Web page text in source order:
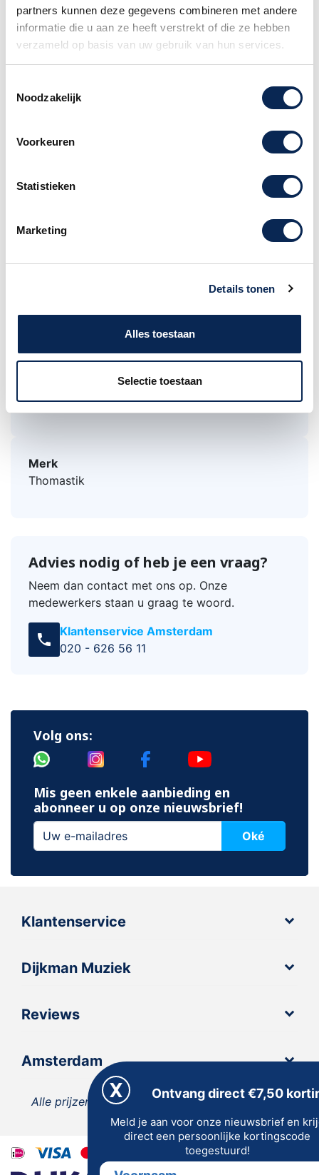
partners kunnen deze gegevens combineren met andere
informatie die u aan ze heeft verstrekt of die ze hebben
verzameld op basis van uw gebruik van hun services.
Noodzakelijk
Voorkeuren
Statistieken
Marketing
Details tonen
Alles toestaan
Selectie toestaan
Het kiezen van eenDHL service punt is niet
mogelijk wanneer uw bestelling een piano of
Familiebedrijf sinds 1958
Medium Light set 0,12 / 0,59 Door de 'silk inlay'
kern vd snaar is deze toch soepel. Zeer Warme
open stemmingen enz! Zacht klinkende, lage
spanning. Plectrum Acoustic Serie zijn zacht
klinkende snaren voor akoestische gitaar met
snaren zijn gemaakt van messing gecoat staal,
de gewonden snaren hebben een zijden inleg in
combinatie met een zeer flexibele stalen kern.
flatwound, Bass-E is gepolijst brons omwonden
snaar. PLECTRUM zijn beschikbaar voor 6- en
12-snarige instrumenten.
Merk
Thomastik
Advies nodig of heb je een vraag?
Neem dan contact met ons op. Onze
medewerkers staan u graag te woord.
call
Klantenservice Amsterdam
020 - 626 56 11
Volg ons:
Mis geen enkele aanbieding en
abonneer u op onze nieuwsbrief!
Oké
Klantenservice
Dijkman Muziek
Reviews
Amsterdam
Alle prijzen zijn inclusief 21% BTW, tenzij anders
vermeld.
Ontvang direct €7,50
Meld je aan voor onze nieuwsbrief en
direct een persoonlijke kortingscode
toegestuurd!